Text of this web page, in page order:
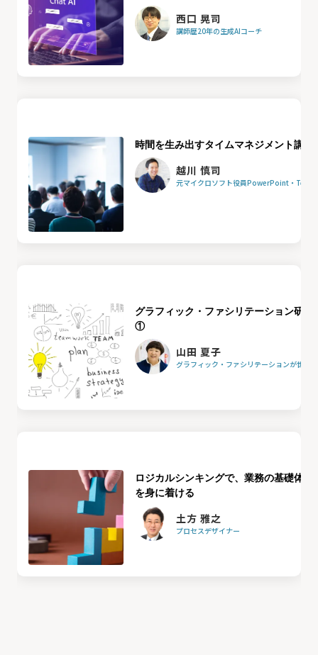
西口 晃司
講師歴20年の生成AIコーチ
時間を生み出すタイムマネジメント講座
越川 慎司
元マイクロソフト役員PowerPoint・
グラフィック・ファシリテーション研修
①
山田 夏子
グラフィック・ファシリテーションが世界
ロジカルシンキングで、業務の基礎体力
を身に着ける
土方 雅之
プロセスデザイナー